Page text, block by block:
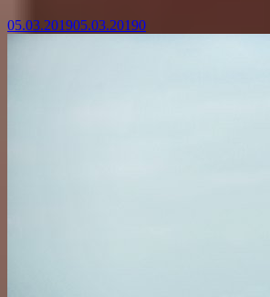
05.03.201905.03.20190